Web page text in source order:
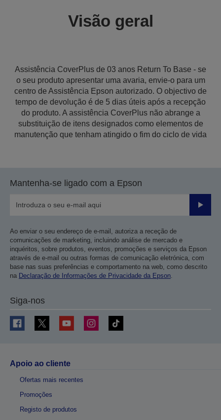
Visão geral
Assistência CoverPlus de 03 anos Return To Base - se
o seu produto apresentar uma avaria, envie-o para um
centro de Assistência Epson autorizado. O objectivo de
tempo de devolução é de 5 dias úteis após a recepção
do produto. A assistência CoverPlus não abrange a
substituição de itens designados como elementos de
manutenção que tenham atingido o fim do ciclo de vida
Mantenha-se ligado com a Epson
Enviar
Ao enviar o seu endereço de e-mail, autoriza a receção de
comunicações de marketing, incluindo análise de mercado e
inquéritos, sobre produtos, eventos, promoções e serviços da Epson
através de e-mail ou outras formas de comunicação eletrónica, com
base nas suas preferências e comportamento na web, como descrito
na Declaração de Informações de Privacidade da Epson.
Siga-nos
Apoio ao cliente
Ofertas mais recentes
Promoções
Registo de produtos